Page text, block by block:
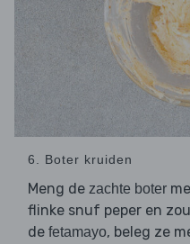
6. Boter kruiden
Meng de zachte boter
flinke snuf peper en
de fetamayo, beleg ze